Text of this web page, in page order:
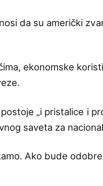
da su američki
ekonomske
„i pristalice i
saveta za
Ako bude